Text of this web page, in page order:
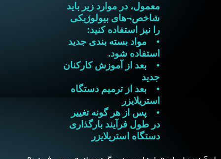
معمول، در موارد زیر باید
شاخص¬های بیولوژیکی
را نیز استفاده کنید:
• مواد بسته بندی جدید
استفاده شود.
• بعد از آموزش کارکنان
جدید
• بعد از ترمیم دستگاه
استریلایزر
• پس از هر گونه تغییر
در طول فرآیند بارگذاری
دستگاه استریلایزر